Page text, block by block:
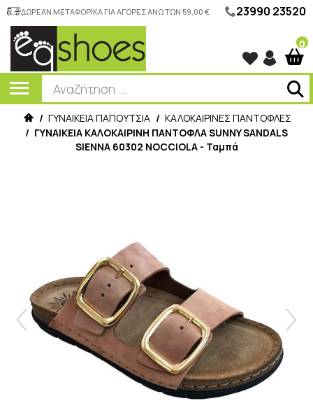
ΔΩΡΕΑΝ ΜΕΤΑΦΟΡΙΚΑ ΓΙΑ ΑΓΟΡΕΣ ΑΝΩ ΤΩΝ 59,00 € 23990 23520
0
/ ΓΥΝΑΙΚΕΙΑ ΠΑΠΟΥΤΣΙΑ / ΚΑΛΟΚΑΙΡΙΝΕΣ ΠΑΝΤΟΦΛΕΣ
/ ΓΥΝΑΙΚΕΙΑ ΚΑΛΟΚΑΙΡΙΝΗ ΠΑΝΤΟΦΛΑ SUNNY SANDALS
SIENNA 60302 NOCCIOLA - Ταμπά